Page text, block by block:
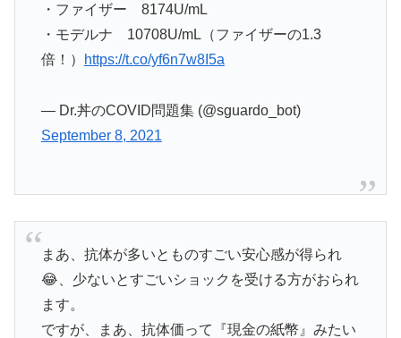
・ファイザー 8174U/mL
・モデルナ 10708U/mL（ファイザーの1.3
倍！）
https://t.co/yf6n7w8I5a
— Dr.丼のCOVID問題集 (@sguardo_bot)
September 8, 2021
まあ、抗体が多いとものすごい安心感が得られ
😂、少ないとすごいショックを受ける方がおられ
ます。
ですが、まあ、抗体価って『現金の紙幣』みたい